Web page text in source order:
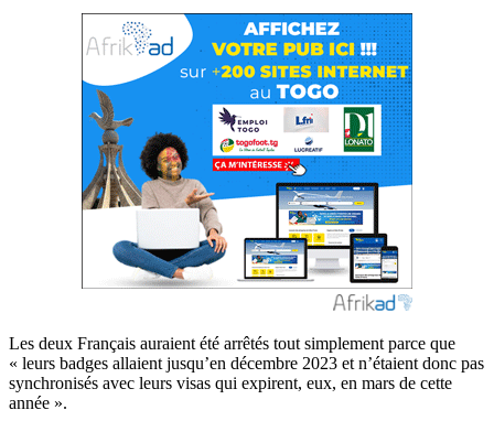
Les deux Français auraient été arrêtés tout simplement parce que
« leurs badges allaient jusqu’en décembre 2023 et n’étaient donc pas
synchronisés avec leurs visas qui expirent, eux, en mars de cette
année ».